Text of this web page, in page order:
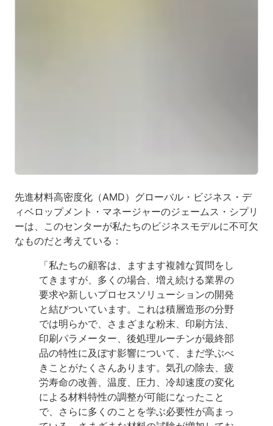
先進材料高密度化（AMD）グローバル・ビジネス・デ
ィベロップメント・マネージャーのジェームス・シプリ
ーは、このセンターが私たちのビジネスモデルに不可欠
なものだと考えている：
「私たちの顧客は、ますます複雑な質問をし
てきますが、多くの場合、増え続ける業界の
要求や新しいプロセスソリューションの開発
と結びついています。これは積層造形の分野
では明らかで、さまざまな粉末、印刷方法、
印刷パラメーター、後処理ルーチンが最終部
品の特性に及ぼす影響について、まだ学ぶべ
きことがたくさんあります。気孔の除去、疲
労寿命の改善、温度、圧力、冷却速度の変化
による材料特性の調整が可能になったこと
で、さらに多くのことを学ぶ必要性が高まっ